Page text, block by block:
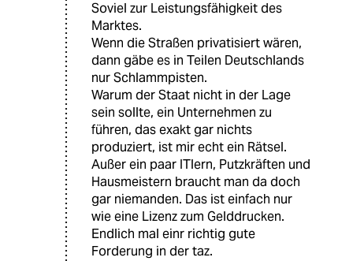
Soviel zur Leistungsfähigkeit des
Marktes.
Wenn die Straßen privatisiert wären,
dann gäbe es in Teilen Deutschlands
nur Schlammpisten.
Warum der Staat nicht in der Lage
sein sollte, ein Unternehmen zu
führen, das exakt gar nichts
produziert, ist mir echt ein Rätsel.
Außer ein paar ITlern, Putzkräften und
Hausmeistern braucht man da doch
gar niemanden. Das ist einfach nur
wie eine Lizenz zum Gelddrucken.
Endlich mal einr richtig gute
Forderung in der taz.